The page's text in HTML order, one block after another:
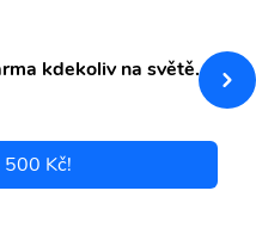
kdekoliv na světě.
500 Kč!